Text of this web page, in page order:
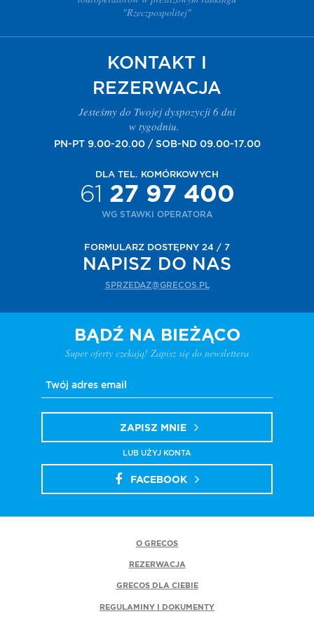
"Rzeczpospolitej"
KONTAKT I
REZERWACJA
Jesteśmy do Twojej dyspozycji 6 dni
w tygodniu.
PN-PT 9.00-20.00 / SOB-ND 09.00-17.00
DLA TEL. KOMÓRKOWYCH
61 27 97 400
WG STAWKI OPERATORA
FORMULARZ DOSTĘPNY 24 / 7
NAPISZ DO NAS
SPRZEDAZ@GRECOS.PL
BĄDŹ NA BIEŻĄCO
Super oferty czekają! Zapisz się do newslettera
ZAPISZ MNIE
LUB UŻYJ KONTA
FACEBOOK
O GRECOS
REZERWACJA
GRECOS DLA CIEBIE
REGULAMINY I DOKUMENTY